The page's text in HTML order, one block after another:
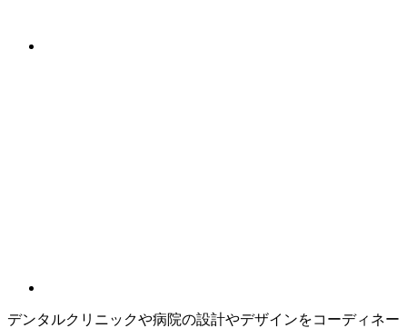
デンタルクリニックや病院の設計やデザインをコーディネー